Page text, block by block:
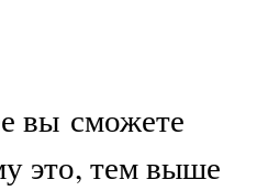
вы сможете
это, тем выше